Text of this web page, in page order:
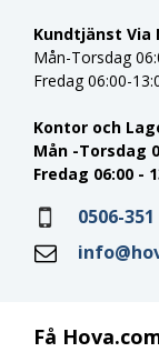
Få
Kundtjänst Via
Mån-Torsdag
Fredag 06:00-
Kontor och
Mån -Torsdag
Fredag 06:00 -
0506-351